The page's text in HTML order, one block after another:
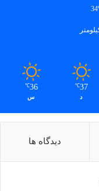
37
℃
د
36
℃
س
دیدگاه ها